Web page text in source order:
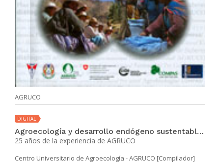
AGRUCO
DIGITAL
Agroecología y desarrollo endógeno sustentable para vivir bien:
25 años de la experiencia de AGRUCO
Centro Universitario de Agroecología - AGRUCO [Compilador]